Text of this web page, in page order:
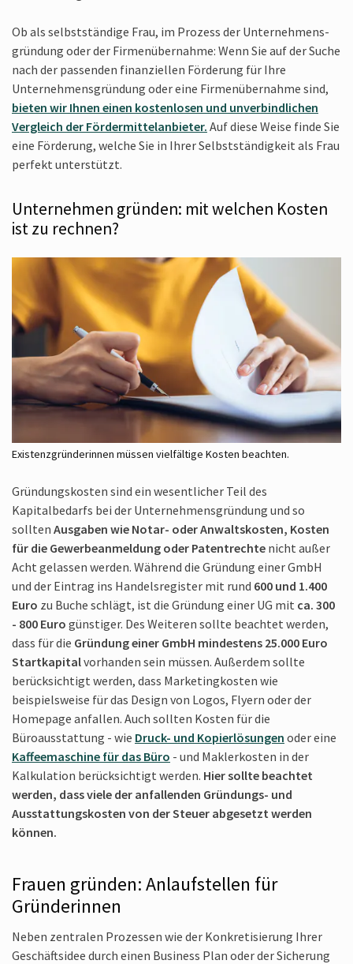
Ob als selbstständige Frau, im Prozess der Unternehmens­
gründung oder der Firmenübernahme: Wenn Sie auf der Suche
nach der passenden finanziellen Förderung für Ihre
Unternehmens­gründung oder eine Firmenübernahme sind,
bieten wir Ihnen einen kostenlosen und unverbindlichen
Vergleich der Fördermittelanbieter. Auf diese Weise finde Sie
eine Förderung, welche Sie in Ihrer Selbstständigkeit als Frau
perfekt unterstützt.
Unternehmen gründen: mit welchen Kosten
ist zu rechnen?
Existenzgründerinnen müssen vielfältige Kosten beachten.
Gründungskosten sind ein wesentlicher Teil des
Kapitalbedarfs bei der Unternehmens­gründung und so
sollten Ausgaben wie Notar- oder Anwaltskosten, Kosten
für die Gewerbe­anmeldung oder Patentrechte nicht außer
Acht gelassen werden. Während die Gründung einer GmbH
und der Eintrag ins Handelsregister mit rund 600 und 1.400
Euro zu Buche schlägt, ist die Gründung einer UG mit ca. 300
- 800 Euro günstiger. Des Weiteren sollte beachtet werden,
dass für die Gründung einer GmbH mindestens 25.000 Euro
Startkapitalvorhanden sein müssen. Außerdem sollte
berücksichtigt werden, dass Marketingkosten wie
beispielsweise für das Design von Logos, Flyern oder der
Homepage anfallen. Auch sollten Kosten für die
Büroausstattung - wie Druck- und Kopierlösungen oder eine
Kaffeemaschine für das Büro - und Maklerkosten in der
Kalkulation berücksichtigt werden. Hier sollte beachtet
werden, dass viele der anfallenden Gründungs- und
Ausstattungs­kosten von der Steuer abgesetzt werden
können.
Frauen gründen: Anlaufstellen für
Gründerinnen
Neben zentralen Prozessen wie der Konkretisierung Ihrer
Geschäftsidee durch einen Business Plan oder der Sicherung